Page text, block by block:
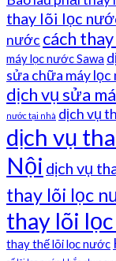
thay lõi lọc
nước cách
máy lọc nước Sawa
sửa chữa máy
dịch vụ sửa
nước tại nhà dịch vụ
dịch vụ
Nội dịch vụ
thay lõi lọc
thay lõi
thay thế lõi lọc nước